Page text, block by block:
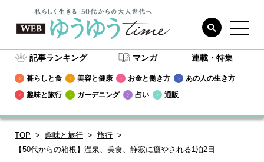
記事ランキング マンガ 連載・特集
暮らしと食 美容と健康 お金と働き方
あの人の生き方
趣味と旅行
ガーデニング 占い 通販
TOP 趣味と旅行
旅行
【50代からの箱根】温泉、美食、静寂に癒やされる1泊2日